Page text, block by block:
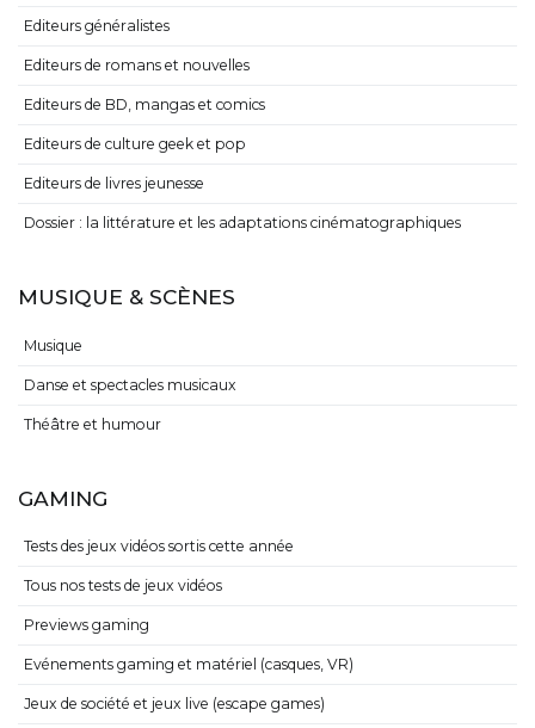
Editeurs généralistes
Editeurs de romans et nouvelles
Editeurs de BD, mangas et comics
Editeurs de culture geek et pop
Editeurs de livres jeunesse
Dossier : la littérature et les adaptations cinématographiques
MUSIQUE & SCÈNES
Musique
Danse et spectacles musicaux
Théâtre et humour
GAMING
Tests des jeux vidéos sortis cette année
Tous nos tests de jeux vidéos
Previews gaming
Evénements gaming et matériel (casques, VR)
Jeux de société et jeux live (escape games)